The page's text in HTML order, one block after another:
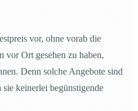
vor, ohne vorab die
vor Ort gesehen zu haben,
Denn solche Angebote sind
keinerlei begünstigende